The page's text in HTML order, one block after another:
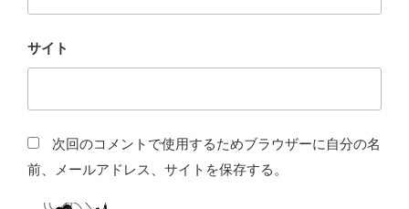
サイト
次回のコメントで使用するためブラウザーに自分の名
前、メールアドレス、サイトを保存する。